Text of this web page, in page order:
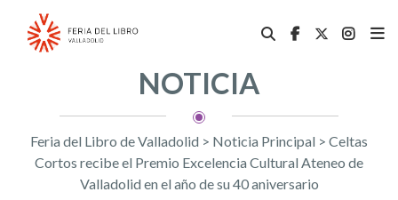
NOTICIA
Feria del Libro de Valladolid > Noticia Principal > Celtas
Cortos recibe el Premio Excelencia Cultural Ateneo de
Valladolid en el año de su 40 aniversario